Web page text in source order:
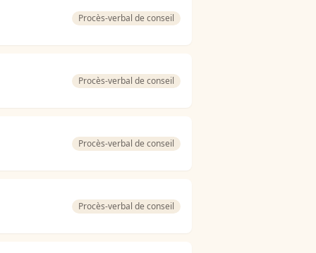
Procès-verbal de conseil
Procès-verbal de conseil
Procès-verbal de conseil
Procès-verbal de conseil